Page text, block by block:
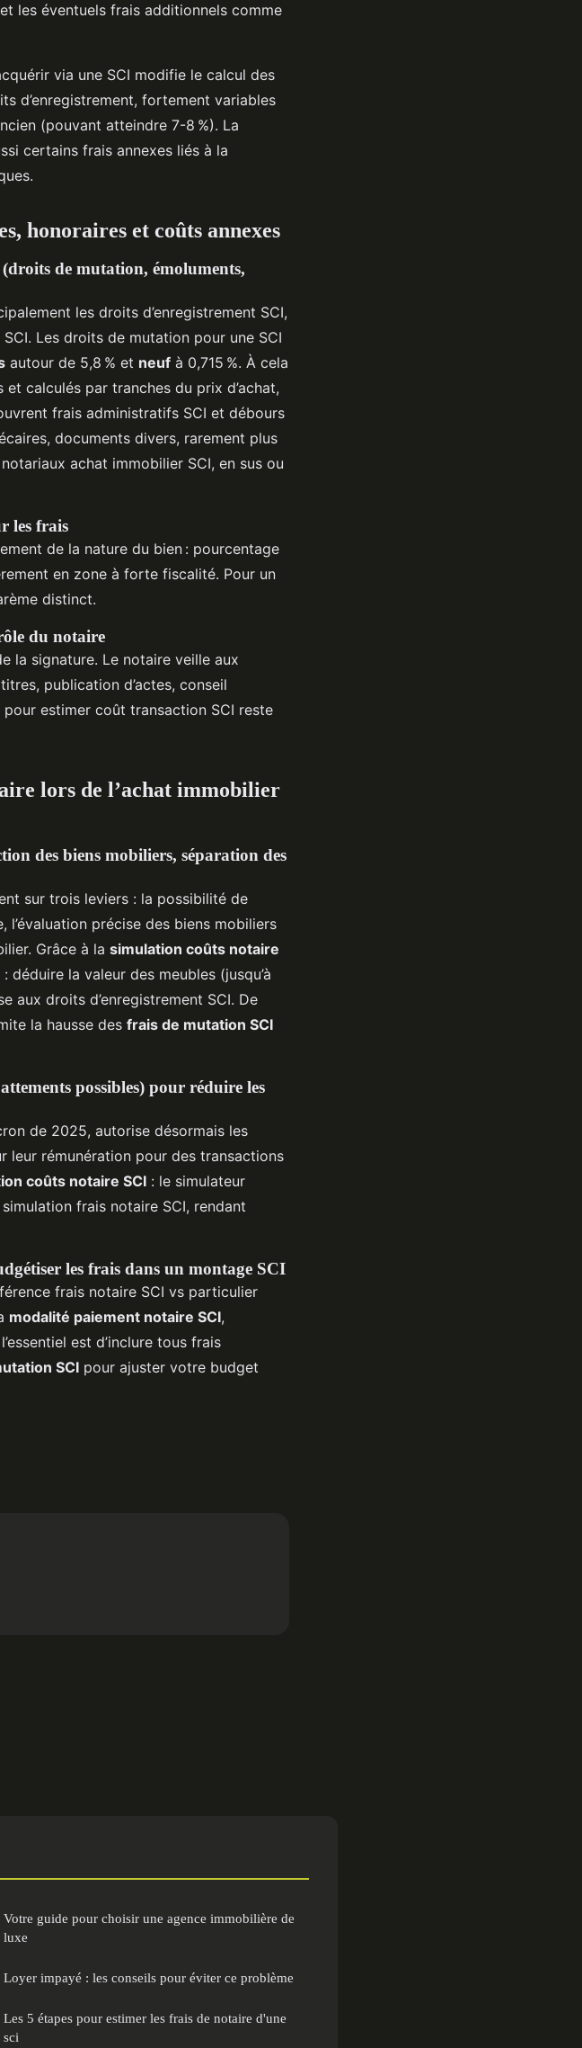
les éventuels frais additionnels comme
via une SCI modifie le calcul des
d’enregistrement, fortement variables
(pouvant atteindre 7-8 %). La
certains frais annexes liés à la
honoraires et coûts annexes
de mutation, émoluments,
les droits d’enregistrement SCI,
Les droits de mutation pour une SCI
autour de 5,8 % et neuf à 0,715 %. À cela
et calculés par tranches du prix d’achat,
frais administratifs SCI et débours
documents divers, rarement plus
achat immobilier SCI, en sus ou
les frais
de la nature du bien : pourcentage
en zone à forte fiscalité. Pour un
distinct.
du notaire
la signature. Le notaire veille aux
publication d’actes, conseil
estimer coût transaction SCI reste
lors de l’achat immobilier
des biens mobiliers, séparation des
sur trois leviers : la possibilité de
l’évaluation précise des biens mobiliers
Grâce à la simulation coûts notaire
déduire la valeur des meubles (jusqu’à
aux droits d’enregistrement SCI. De
la hausse des frais de mutation SCI
possibles) pour réduire les
de 2025, autorise désormais les
leur rémunération pour des transactions
coûts notaire SCI : le simulateur
frais notaire SCI, rendant
les frais dans un montage SCI
frais notaire SCI vs particulier
modalité paiement notaire SCI,
est d’inclure tous frais
SCI pour ajuster votre budget
Votre guide pour choisir une agence immobilière de
luxe
Loyer impayé : les conseils pour éviter ce problème
Les 5 étapes pour estimer les frais de notaire d'une
sci